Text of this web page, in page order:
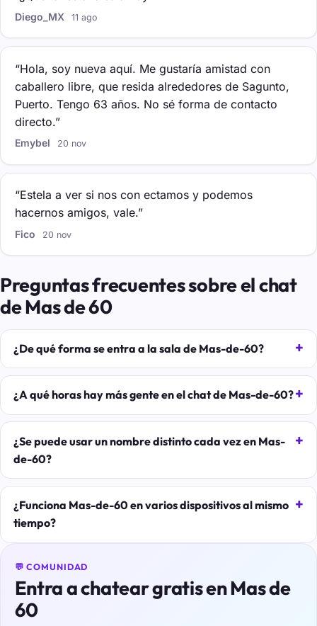
Diego_MX 11 ago
“Hola, soy nueva aquí. Me gustaría amistad con
caballero libre, que resida alrededores de Sagunto,
Puerto. Tengo 63 años. No sé forma de contacto
directo.”
Emybel 20 nov
“Estela a ver si nos con ectamos y podemos
hacernos amigos, vale.”
Fico 20 nov
Preguntas frecuentes sobre el chat
de Mas de 60
¿De qué forma se entra a la sala de Mas-de-60?
¿A qué horas hay más gente en el chat de Mas-de-60?
¿Se puede usar un nombre distinto cada vez en Mas-
de-60?
¿Funciona Mas-de-60 en varios dispositivos al mismo
tiempo?
💬 COMUNIDAD
Entra a chatear gratis en Mas de
60